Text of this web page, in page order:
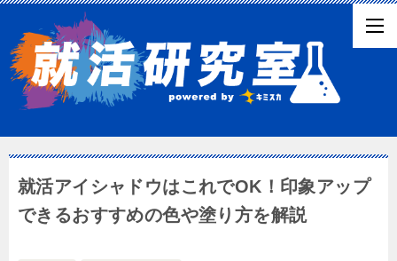
就活アイシャドウはこれでOK！印象アップ
できるおすすめの色や塗り方を解説